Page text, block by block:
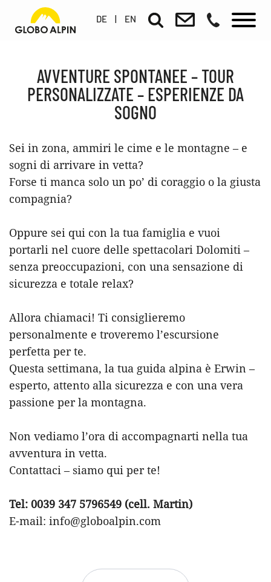
DE | EN
AVVENTURE SPONTANEE – TOUR
PERSONALIZZATE – ESPERIENZE DA
SOGNO
Sei in zona, ammiri le cime e le montagne – e
sogni di arrivare in vetta?
Forse ti manca solo un po’ di coraggio o la giusta
compagnia?
Oppure sei qui con la tua famiglia e vuoi
portarli nel cuore delle spettacolari Dolomiti –
senza preoccupazioni, con una sensazione di
sicurezza e totale relax?
Allora chiamaci! Ti consiglieremo
personalmente e troveremo l’escursione
perfetta per te.
Questa settimana, la tua guida alpina è Erwin –
esperto, attento alla sicurezza e con una vera
passione per la montagna.
Non vediamo l’ora di accompagnarti nella tua
avventura in vetta.
Contattaci – siamo qui per te!
Tel: 0039 347 5796549 (cell. Martin)
E-mail: info@globoalpin.com